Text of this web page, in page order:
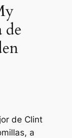
de
de Clint
a